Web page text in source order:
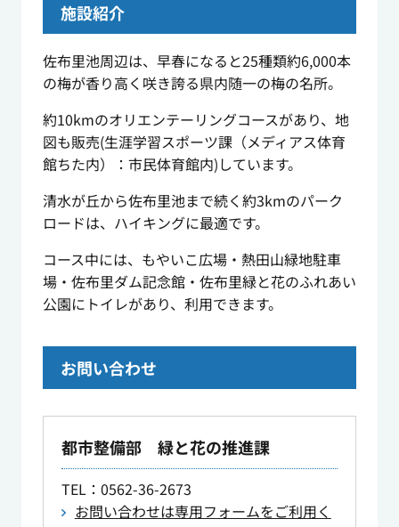
施設紹介
佐布里池周辺は、早春になると25種類約6,000本
の梅が香り高く咲き誇る県内随一の梅の名所。
約10kmのオリエンテーリングコースがあり、地
図も販売(生涯学習スポーツ課（メディアス体育
館ちた内）：市民体育館内)しています。
清水が丘から佐布里池まで続く約3kmのパーク
ロードは、ハイキングに最適です。
コース中には、もやいこ広場・熱田山緑地駐車
場・佐布里ダム記念館・佐布里緑と花のふれあい
公園にトイレがあり、利用できます。
お問い合わせ
都市整備部 緑と花の推進課
TEL：0562-36-2673
お問い合わせは専用フォームをご利用く